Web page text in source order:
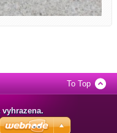
To Top
vyhrazena.